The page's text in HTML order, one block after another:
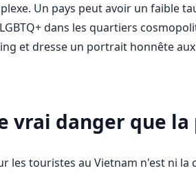
Un pays peut avoir un faible
dans les quartiers
et dresse un portrait honnête
vrai danger que
les touristes au Vietnam n'est ni